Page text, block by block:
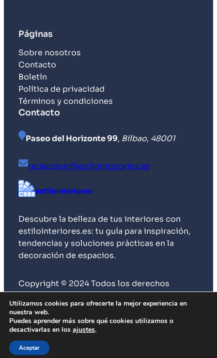
Páginas
Sobre nosotros
Contacto
Boletín
Política de privacidad
Términos y condiciones
Contacto
Paseo del Horizonte 99, Bilbao, 48001
redaccion@estilointerories.es
estilointeriores
Descubre la belleza de tus interiores con
estilointeriores.es: tu guía para inspiración,
tendencias y soluciones prácticas en la
decoración de espacios.
Copyright © 2024 Todos los derechos
Utilizamos cookies para ofrecerte la mejor experiencia en
nuestra web.
Puedes aprender más sobre qué cookies utilizamos o
desactivarlas en los ajustes.
Aceptar